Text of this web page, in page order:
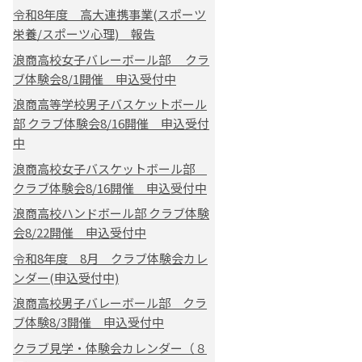
令和8年度 高大連携事業(スポーツ
栄養/スポーツ心理) 報告
浪商高校女子バレーボール部 クラ
ブ体験会8/1開催 申込受付中
浪商高等学校男子バスケットボール
部 クラブ体験会8/16開催 申込受付
中
浪商高校女子バスケットボール部
クラブ体験会8/16開催 申込受付中
浪商高校ハンドボール部 クラブ体験
会8/22開催 申込受付中
令和8年度 8月 クラブ体験会カレ
ンダー(申込受付中)
浪商高校男子バレーボール部 クラ
ブ体験8/3開催 申込受付中
クラブ見学・体験会カレンダー（８